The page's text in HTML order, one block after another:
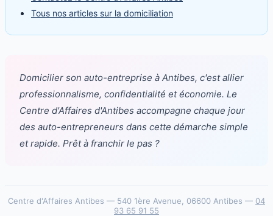
Tous nos articles sur la domiciliation
Domicilier son auto-entreprise à Antibes, c'est allier
professionnalisme, confidentialité et économie. Le
Centre d'Affaires d'Antibes accompagne chaque jour
des auto-entrepreneurs dans cette démarche simple
et rapide. Prêt à franchir le pas ?
Centre d'Affaires Antibes — 540 1ère Avenue, 06600 Antibes — 04
93 65 91 55